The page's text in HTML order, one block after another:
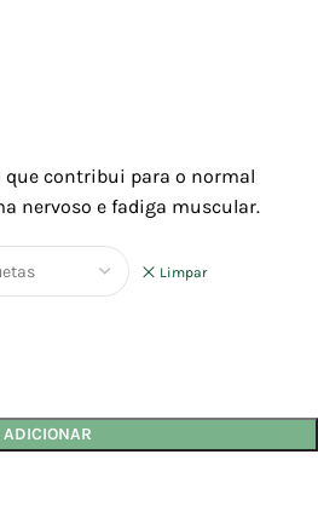
que contribui para o normal
nervoso e fadiga muscular.
Limpar
ADICIONAR